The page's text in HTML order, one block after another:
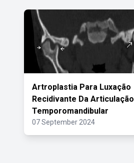
Artroplastia Para Luxação
Recidivante Da Articulação
Temporomandibular
07 September 2024